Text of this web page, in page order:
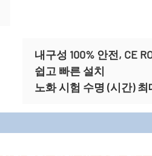
내구성 100% 안전, CE
쉽고 빠른 설치
노화 시험 수명 (시간)